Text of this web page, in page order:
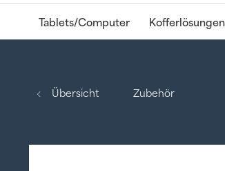
Tablets/Computer Kofferlösungen
Übersicht Zubehör